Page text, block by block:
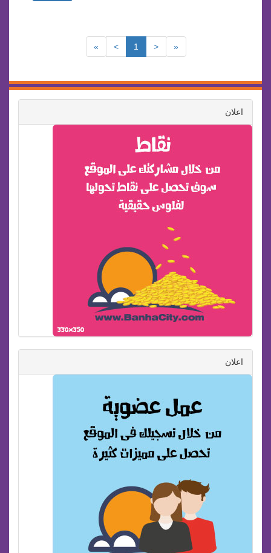
«
<
1
>
»
اعلان
اعلان